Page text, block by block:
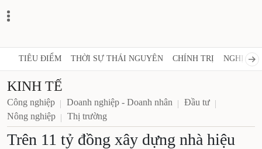
TIÊU ĐIỂM THỜI SỰ THÁI NGUYÊN CHÍNH TRỊ NGHỊ
KINH TẾ
Công nghiệp Doanh nghiệp - Doanh nhân
Đầu tư
Nông nghiệp
Thị trường
Trên 11 tỷ đồng xây dựng nhà hiệu